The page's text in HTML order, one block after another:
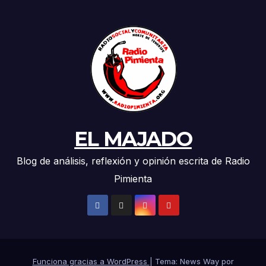
EL MAJADO
Blog de análisis, reflexión y opinión escrita de Radio
Pimienta
Funciona gracias a WordPress Tema: News Way por